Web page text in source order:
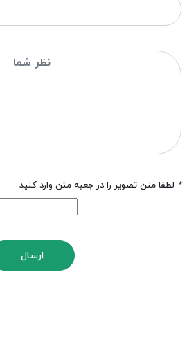
* لطفا متن تصویر را در جعبه متن وارد کنید
ارسال